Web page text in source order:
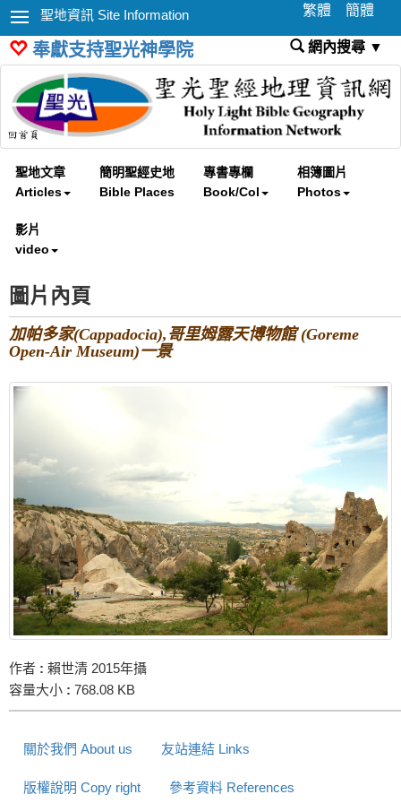
聖地資訊 Site Information 繁體 簡體
奉獻支持聖光神學院 網內搜尋 ▼
聖地文章
Articles
簡明聖經史地
Bible Places
專書專欄
Book/Col
相簿圖片
Photos
影片
video
圖片內頁
加帕多家(Cappadocia),哥里姆露天博物館 (Goreme
Open-Air Museum)一景
作者 : 賴世清 2015年攝
容量大小 : 768.08 KB
關於我們 About us 友站連結 Links
版權說明 Copy right 參考資料 References